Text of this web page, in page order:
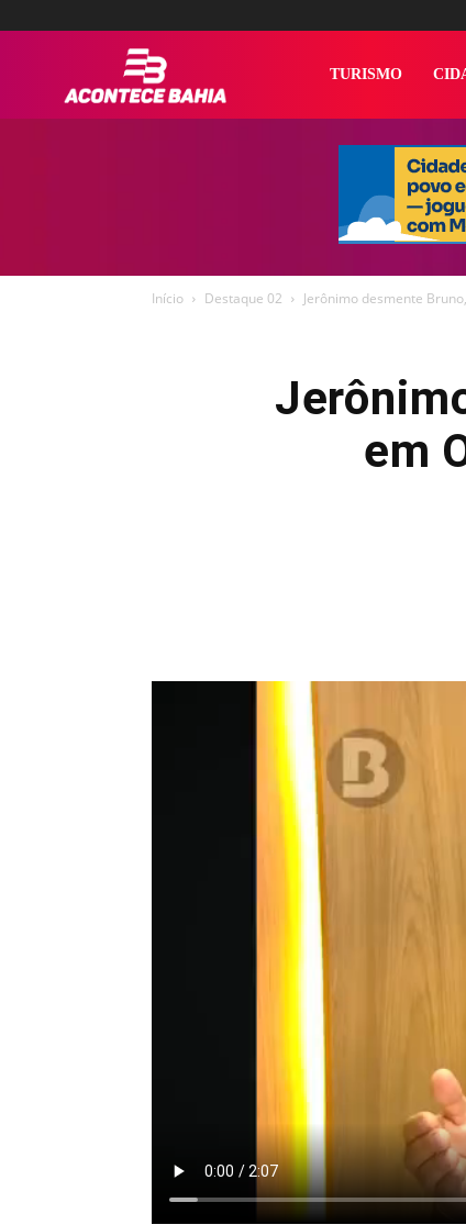
AconteceTURISMO
Início Destaque 02 Jerônimo desmente
em